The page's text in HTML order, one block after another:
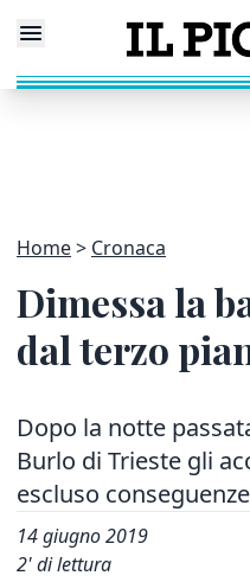
Home Cronaca
Dimessa la
dal terzo
Dopo la notte
Burlo di Trieste gli
escluso
14 giugno 2019
2' di lettura